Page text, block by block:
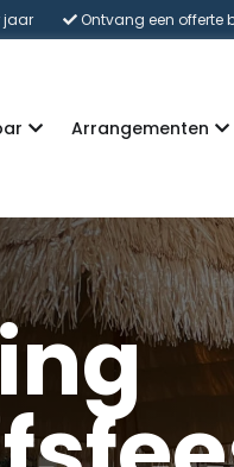
jaar Ontvang een offerte
Arrangementen